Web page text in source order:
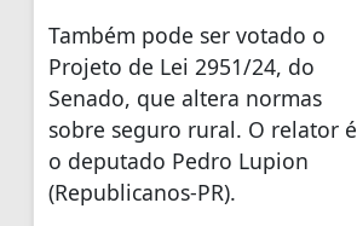
Também pode ser votado o
Projeto de Lei 2951/24, do
Senado, que altera normas
sobre seguro rural. O relator é
o deputado Pedro Lupion
(Republicanos-PR).